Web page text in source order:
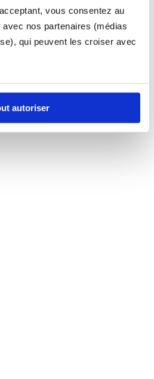
vous consentez au
nos partenaires (médias
qui peuvent les croiser avec
autoriser